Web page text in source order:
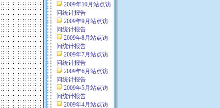
2009年10月站点访
问统计报告
2009年9月站点访
问统计报告
2009年8月站点访
问统计报告
2009年7月站点访
问统计报告
2009年6月站点访
问统计报告
2009年5月站点访
问统计报告
2009年4月站点访